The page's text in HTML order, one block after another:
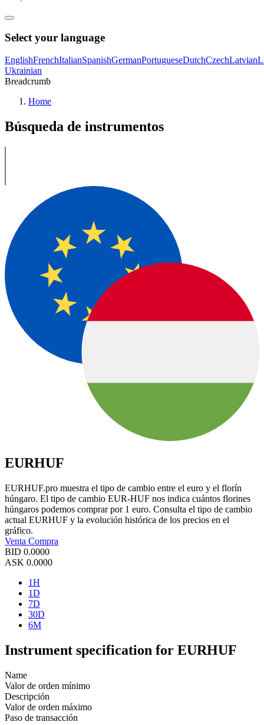
Select your language
EnglishFrenchItalianSpanishGermanPortugueseDutchCzechLatvian
Ukrainian
Breadcrumb
Home
Búsqueda de instrumentos
EURHUF
EURHUF.pro muestra el tipo de cambio entre el euro y el florín
húngaro. El tipo de cambio EUR-HUF nos indica cuántos florines
húngaros podemos comprar por 1 euro. Consulta el tipo de cambio
actual EURHUF y la evolución histórica de los precios en el
gráfico.
Venta Compra
BID 0.0000
ASK 0.0000
1H
1D
7D
30D
6M
Instrument specification for EURHUF
Name
Valor de orden mínimo
Descripción
Valor de orden máximo
Paso de transacción